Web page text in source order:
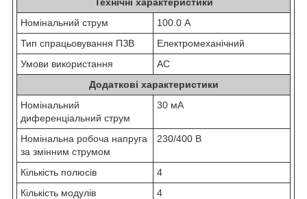
Номінальний струм
100.0 А
Тип спрацьовування ПЗВ
Електромеханічний
Умови використання
АС
Додаткові характеристики
Номінальний
диференціальний струм
30 мА
Номінальна робоча напруга
за змінним струмом
230/400 В
Кількість полюсів
4
Кількість модулів
4